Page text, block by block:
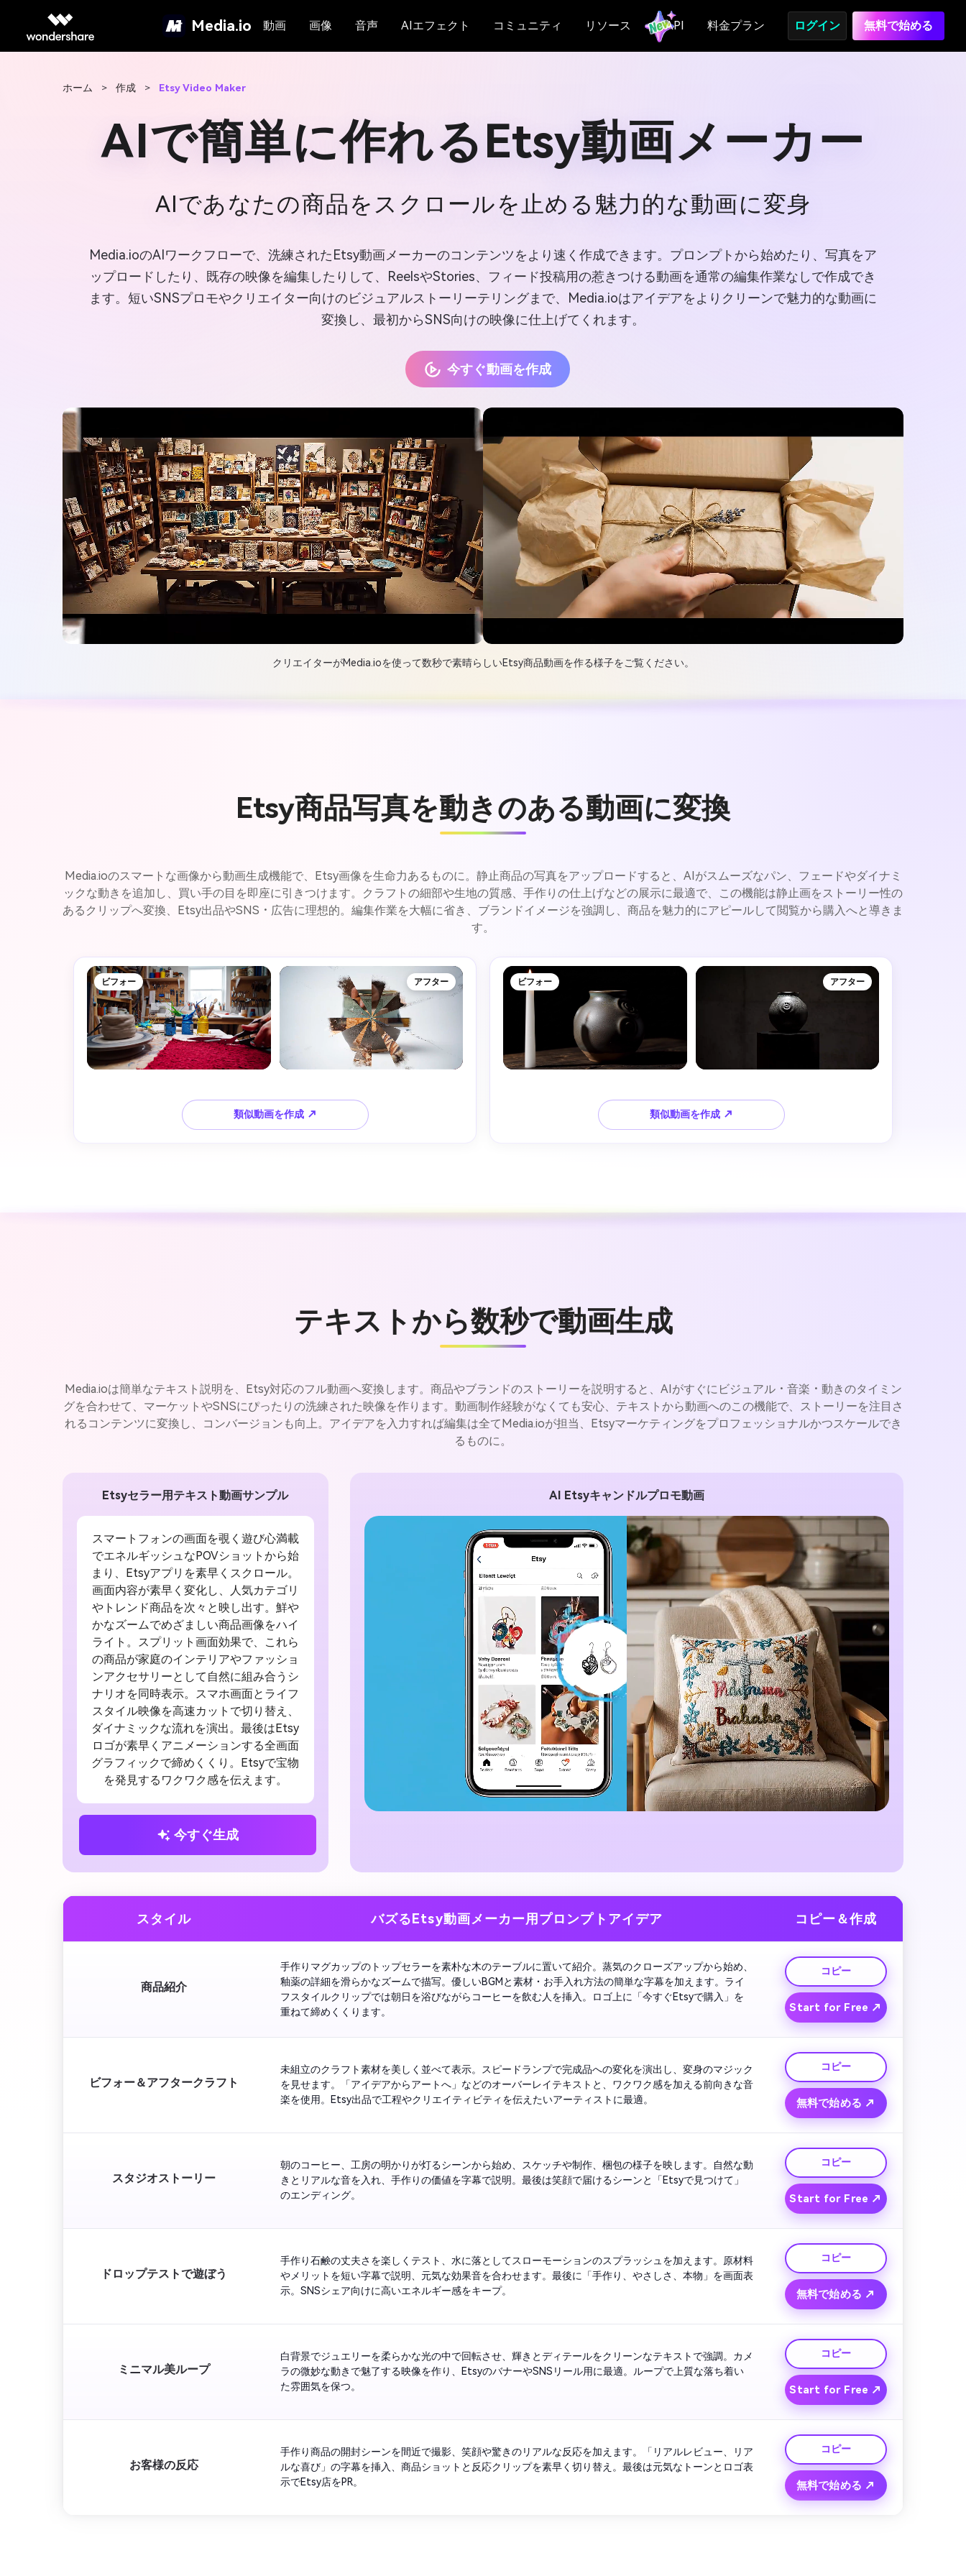
Media.io 動画 画像 音声 AIエフェクト コミュニティ リソース API 料金プラン ログイン 無料で始める
ホーム > 作成 > Etsy Video Maker
AIで簡単に作れるEtsy動画メーカー
AIであなたの商品をスクロールを止める魅力的な動画に変身
Media.ioのAIワークフローで、洗練されたEtsy動画メーカーのコンテンツをより速く作成できます。プロンプトから始めたり、写真をア
ップロードしたり、既存の映像を編集したりして、ReelsやStories、フィード投稿用の惹きつける動画を通常の編集作業なしで作成でき
ます。短いSNSプロモやクリエイター向けのビジュアルストーリーテリングまで、Media.ioはアイデアをよりクリーンで魅力的な動画に
変換し、最初からSNS向けの映像に仕上げてくれます。
今すぐ動画を作成
クリエイターがMedia.ioを使って数秒で素晴らしいEtsy商品動画を作る様子をご覧ください。
Etsy商品写真を動きのある動画に変換
Media.ioのスマートな画像から動画生成機能で、Etsy画像を生命力あるものに。静止商品の写真をアップロードすると、AIがスムーズなパン、フェードやダイナミ
ックな動きを追加し、買い手の目を即座に引きつけます。クラフトの細部や生地の質感、手作りの仕上げなどの展示に最適で、この機能は静止画をストーリー性の
あるクリップへ変換、Etsy出品やSNS・広告に理想的。編集作業を大幅に省き、ブランドイメージを強調し、商品を魅力的にアピールして閲覧から購入へと導きま
す。
ビフォー アフター
類似動画を作成 ↗
ビフォー アフター
類似動画を作成 ↗
テキストから数秒で動画生成
Media.ioは簡単なテキスト説明を、Etsy対応のフル動画へ変換します。商品やブランドのストーリーを説明すると、AIがすぐにビジュアル・音楽・動きのタイミン
グを合わせて、マーケットやSNSにぴったりの洗練された映像を作ります。動画制作経験がなくても安心、テキストから動画へのこの機能で、ストーリーを注目さ
れるコンテンツに変換し、コンバージョンも向上。アイデアを入力すれば編集は全てMedia.ioが担当、Etsyマーケティングをプロフェッショナルかつスケールでき
るものに。
Etsyセラー用テキスト動画サンプル
スマートフォンの画面を覗く遊び心満載
でエネルギッシュなPOVショットから始
まり、Etsyアプリを素早くスクロール。
画面内容が素早く変化し、人気カテゴリ
やトレンド商品を次々と映し出す。鮮や
かなズームでめざましい商品画像をハイ
ライト。スプリット画面効果で、これら
の商品が家庭のインテリアやファッショ
ンアクセサリーとして自然に組み合うシ
ナリオを同時表示。スマホ画面とライフ
スタイル映像を高速カットで切り替え、
ダイナミックな流れを演出。最後はEtsy
ロゴが素早くアニメーションする全画面
グラフィックで締めくくり。Etsyで宝物
を発見するワクワク感を伝えます。
今すぐ生成
AI Etsyキャンドルプロモ動画
スタイル バズるEtsy動画メーカー用プロンプトアイデア コピー＆作成
商品紹介
手作りマグカップのトップセラーを素朴な木のテーブルに置いて紹介。蒸気のクローズアップから始め、
釉薬の詳細を滑らかなズームで描写。優しいBGMと素材・お手入れ方法の簡単な字幕を加えます。ライ
フスタイルクリップでは朝日を浴びながらコーヒーを飲む人を挿入。ロゴ上に「今すぐEtsyで購入」を
重ねて締めくくります。
コピー
Start for Free ↗
ビフォー＆アフタークラフト
未組立のクラフト素材を美しく並べて表示。スピードランプで完成品への変化を演出し、変身のマジック
を見せます。「アイデアからアートへ」などのオーバーレイテキストと、ワクワク感を加える前向きな音
楽を使用。Etsy出品で工程やクリエイティビティを伝えたいアーティストに最適。
コピー
無料で始める ↗
スタジオストーリー
朝のコーヒー、工房の明かりが灯るシーンから始め、スケッチや制作、梱包の様子を映します。自然な動
きとリアルな音を入れ、手作りの価値を字幕で説明。最後は笑顔で届けるシーンと「Etsyで見つけて」
のエンディング。
コピー
Start for Free ↗
ドロップテストで遊ぼう
手作り石鹸の丈夫さを楽しくテスト、水に落としてスローモーションのスプラッシュを加えます。原材料
やメリットを短い字幕で説明、元気な効果音を合わせます。最後に「手作り、やさしさ、本物」を画面表
示。SNSシェア向けに高いエネルギー感をキープ。
コピー
無料で始める ↗
ミニマル美ループ
白背景でジュエリーを柔らかな光の中で回転させ、輝きとディテールをクリーンなテキストで強調。カメ
ラの微妙な動きで魅了する映像を作り、EtsyのバナーやSNSリール用に最適。ループで上質な落ち着い
た雰囲気を保つ。
コピー
Start for Free ↗
お客様の反応
手作り商品の開封シーンを間近で撮影、笑顔や驚きのリアルな反応を加えます。「リアルレビュー、リア
ルな喜び」の字幕を挿入、商品ショットと反応クリップを素早く切り替え。最後は元気なトーンとロゴ表
示でEtsy店をPR。
コピー
無料で始める ↗